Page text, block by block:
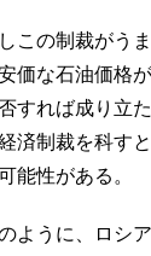
この制裁がう
価な石油価格
すれば成り立
済制裁を科す
能性がある。
ように、ロシ